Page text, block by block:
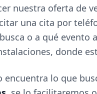
nuestra oferta de
una cita por
o a qué evento
donde
encuentra lo que